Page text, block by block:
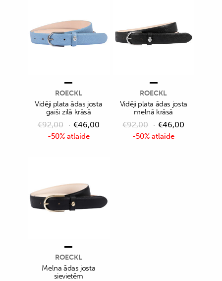
-50% atlaide
ROECKL
Vidēji plata ādas josta
gaiši zilā krāsā
€92,00 €46,00
-50% atlaide
ROECKL
Vidēji plata ādas josta
melnā krāsā
€92,00 €46,00
ROECKL
Melna ādas josta
sievietēm